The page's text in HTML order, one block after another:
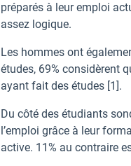
préparés à leur emploi
assez logique.
Les hommes ont
études, 69% considèrent
ayant fait des études [1].
Du côté des étudiants
l’emploi grâce à leur
active. 11% au contraire